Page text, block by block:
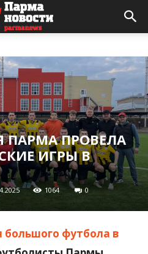
ПАРМА ПРОВЕЛА
ИГРЫ В
1064 0
большого футбола в